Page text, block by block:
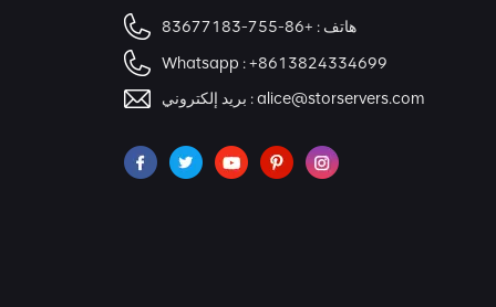
هاتف : +86-755-83677183
Whatsapp :+8613824334699
بريد إلكتروني :alice@storservers.com